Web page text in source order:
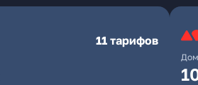
11 тарифов